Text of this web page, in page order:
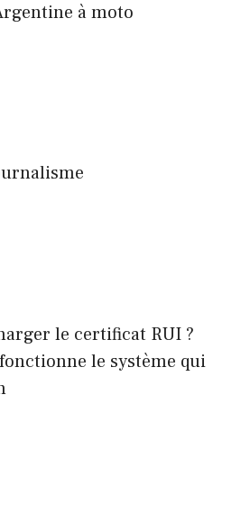
à moto
le certificat RUI ?
le système qui